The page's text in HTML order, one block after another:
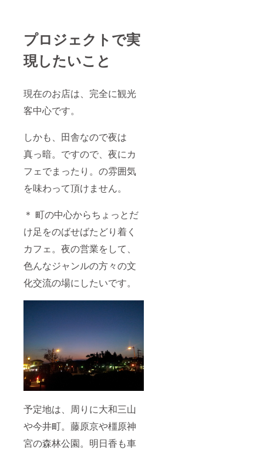
プロジェクトで実
現したいこと
現在のお店は、完全に観光
客中心です。
しかも、田舎なので夜は
真っ暗。ですので、夜にカ
フェでまったり。の雰囲気
を味わって頂けません。
＊ 町の中心からちょっとだ
け足をのばせばたどり着く
カフェ。夜の営業をして、
色んなジャンルの方々の文
化交流の場にしたいです。
予定地は、周りに大和三山
や今井町。藤原京や橿原神
宮の森林公園。明日香も車